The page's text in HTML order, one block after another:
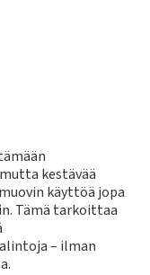
kestävää
käyttöä jopa
Tämä tarkoittaa
– ilman